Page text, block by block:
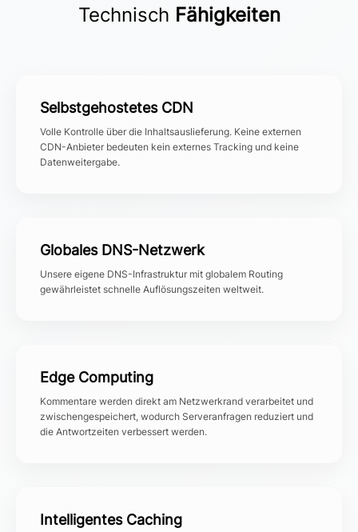
Technisch Fähigkeiten
Selbstgehostetes CDN
Volle Kontrolle über die Inhaltsauslieferung. Keine externen
CDN-Anbieter bedeuten kein externes Tracking und keine
Datenweitergabe.
Globales DNS-Netzwerk
Unsere eigene DNS-Infrastruktur mit globalem Routing
gewährleistet schnelle Auflösungszeiten weltweit.
Edge Computing
Kommentare werden direkt am Netzwerkrand verarbeitet und
zwischengespeichert, wodurch Serveranfragen reduziert und
die Antwortzeiten verbessert werden.
Intelligentes Caching